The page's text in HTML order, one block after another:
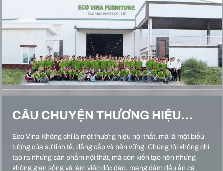
CÂU CHUYỆN THƯƠNG HIỆU…
Eco Vina Không chỉ là một thương hiệu nội thất, mà là một biểu
tượng của sự tinh tế, đẳng cấp và bền vững. Chúng tôi không chỉ
tạo ra những sản phẩm nội thất, mà còn kiến tạo nên những
không gian sống và làm việc độc đáo, mang đậm dấu ấn cá